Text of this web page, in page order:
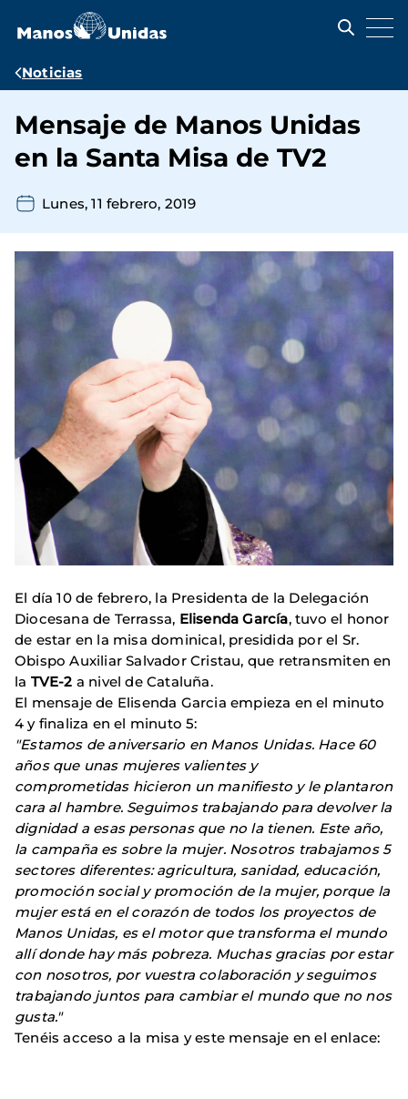
contenido
Ruta
navegación
Noticias
Mensaje de Manos Unidas
en la Santa Misa de TV2
Lunes, 11 febrero, 2019
El día 10 de febrero, la Presidenta de la Delegación
Diocesana de Terrassa, Elisenda García, tuvo el honor
de estar en la misa dominical, presidida por el Sr.
Obispo Auxiliar Salvador Cristau, que retransmiten en
la TVE-2 a nivel de Cataluña.
El mensaje de Elisenda Garcia empieza en el minuto
4 y finaliza en el minuto 5:
"Estamos de aniversario en Manos Unidas. Hace 60
años que unas mujeres valientes y
comprometidas hicieron un manifiesto y le plantaron
cara al hambre. Seguimos trabajando para devolver la
dignidad a esas personas que no la tienen. Este año,
la campaña es sobre la mujer. Nosotros trabajamos 5
sectores diferentes: agricultura, sanidad, educación,
promoción social y promoción de la mujer, porque la
mujer está en el corazón de todos los proyectos de
Manos Unidas, es el motor que transforma el mundo
allí donde hay más pobreza. Muchas gracias por estar
con nosotros, por vuestra colaboración y seguimos
trabajando juntos para cambiar el mundo que no nos
gusta."
Tenéis acceso a la misa y este mensaje en el enlace: